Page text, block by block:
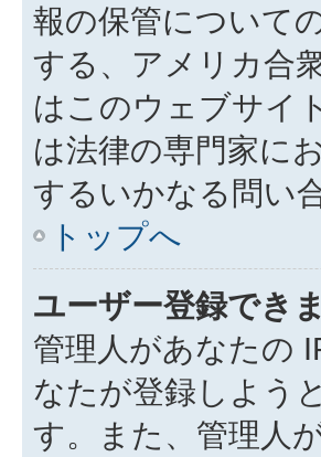
報の保管について
する、アメリカ合
はこのウェブサイ
は法律の専門家に
するいかなる問い
トップへ
ユーザー登録でき
管理人があなたの
なたが登録しよう
す。また、管理人